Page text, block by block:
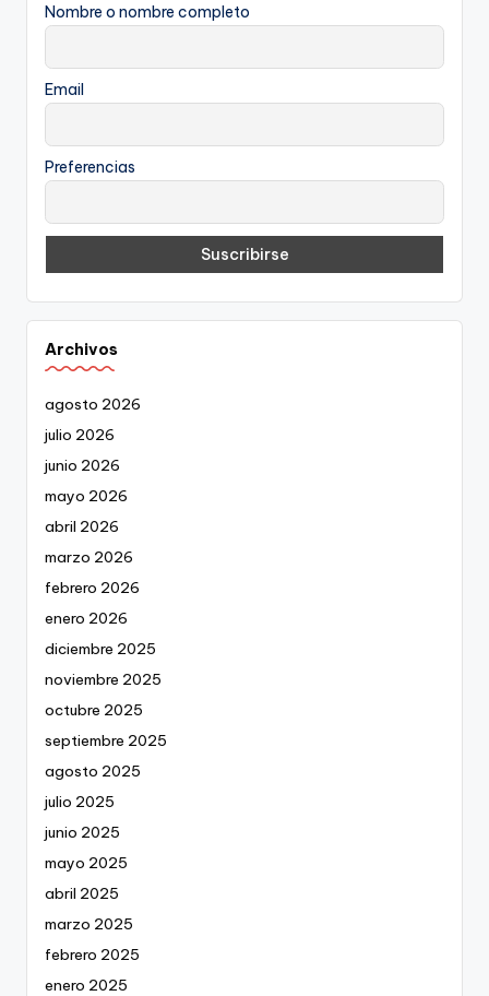
Nombre o nombre completo
Email
Preferencias
Archivos
agosto 2026
julio 2026
junio 2026
mayo 2026
abril 2026
marzo 2026
febrero 2026
enero 2026
diciembre 2025
noviembre 2025
octubre 2025
septiembre 2025
agosto 2025
julio 2025
junio 2025
mayo 2025
abril 2025
marzo 2025
febrero 2025
enero 2025